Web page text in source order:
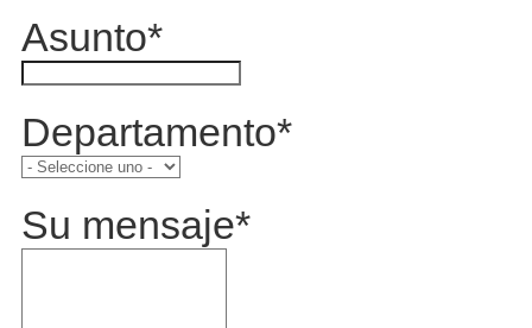
Asunto*
Departamento*
Su mensaje*